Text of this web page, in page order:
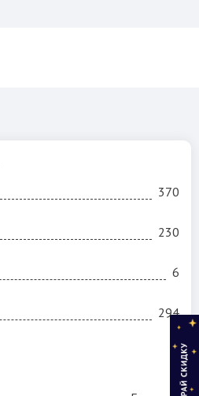
370
230
6
294